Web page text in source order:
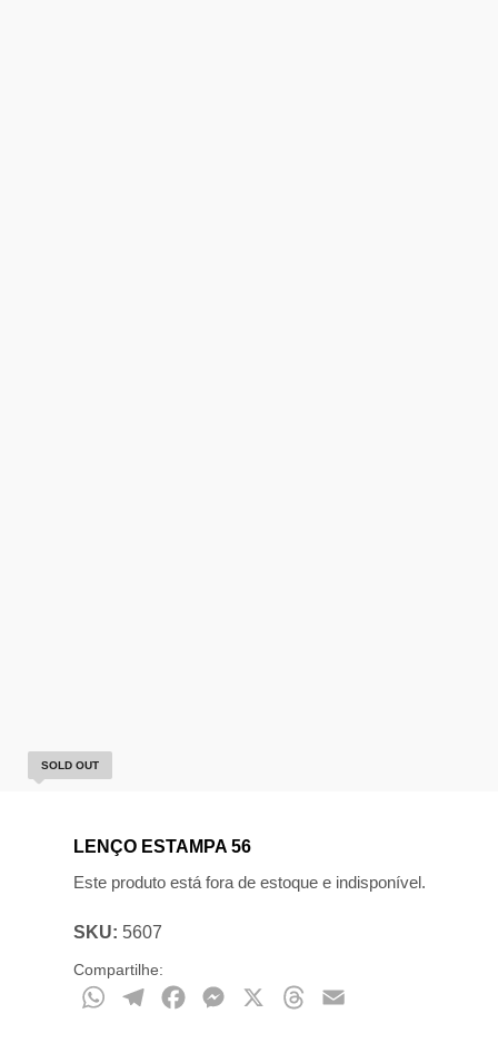
SOLD OUT
LENÇO ESTAMPA 56
Este produto está fora de estoque e indisponível.
SKU: 5607
Compartilhe:
WhatsAppTelegramFacebookMessenger Threads